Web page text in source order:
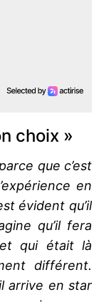
choix »
que c’est
en
évident qu’il
qu’il fera
qui était là
différent.
arrive en star